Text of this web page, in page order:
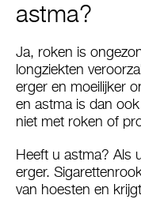
astma?
Ja, roken is
longziekten
erger en moeilijker
en astma is dan
niet met roken of
Heeft u astma? Als
erger.
van hoesten en